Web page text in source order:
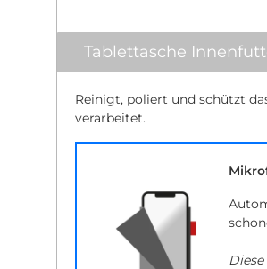
Tablettasche
Reinigt, poliert und schützt
verarbeitet.